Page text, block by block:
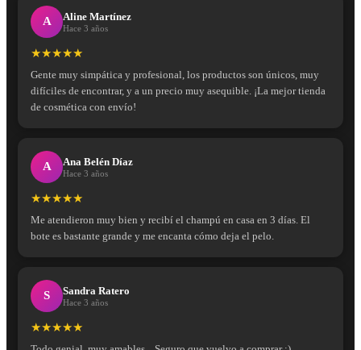
A Aline Martínez
Hace 3 años
★★★★★
Gente muy simpática y profesional, los productos son únicos, muy
difíciles de encontrar, y a un precio muy asequible. ¡La mejor tienda
de cosmética con envío!
A Ana Belén Díaz
Hace 3 años
★★★★★
Me atendieron muy bien y recibí el champú en casa en 3 días. El
bote es bastante grande y me encanta cómo deja el pelo.
S Sandra Ratero
Hace 3 años
★★★★★